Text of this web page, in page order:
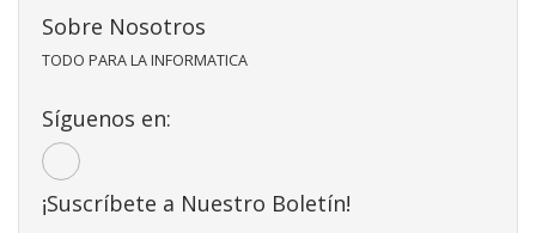
Sobre Nosotros
TODO PARA LA INFORMATICA
Síguenos en:
¡Suscríbete a Nuestro Boletín!